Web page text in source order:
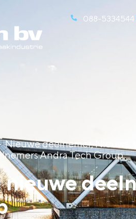
088-5334544
Nieuwe deelnemer,Nieuws
Andra Tech Group